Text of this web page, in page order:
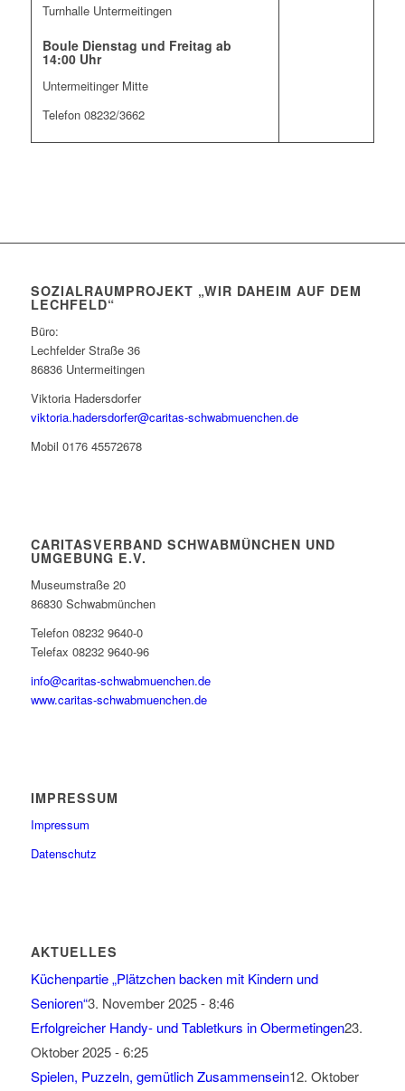
Turnhalle Untermeitingen
Boule Dienstag und Freitag ab
14:00 Uhr
Untermeitinger Mitte
Telefon 08232/3662
SOZIALRAUMPROJEKT „WIR DAHEIM AUF DEM
LECHFELD“
Büro:
Lechfelder Straße 36
86836 Untermeitingen
Viktoria Hadersdorfer
viktoria.hadersdorfer@caritas-schwabmuenchen.de
Mobil 0176 45572678
CARITASVERBAND SCHWABMÜNCHEN UND
UMGEBUNG E.V.
Museumstraße 20
86830 Schwabmünchen
Telefon 08232 9640-0
Telefax 08232 9640-96
info@caritas-schwabmuenchen.de
www.caritas-schwabmuenchen.de
IMPRESSUM
Impressum
Datenschutz
AKTUELLES
Küchenpartie „Plätzchen backen mit Kindern und
Senioren“3. November 2025 - 8:46
Erfolgreicher Handy- und Tabletkurs in Obermetingen23.
Oktober 2025 - 6:25
Spielen, Puzzeln, gemütlich Zusammensein12. Oktober